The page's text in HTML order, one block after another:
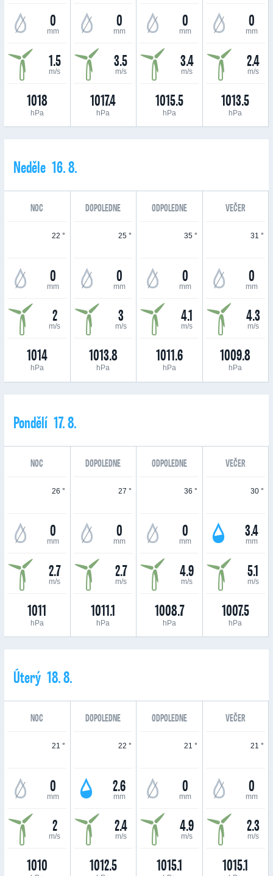
0
mm
1.5
m/s
1018
hPa
0
mm
3.5
m/s
1017.4
hPa
0
mm
3.4
m/s
1015.5
hPa
0
mm
2.4
m/s
1013.5
hPa
Neděle 16. 8.
NOC DOPOLEDNE ODPOLEDNE VEČER
22 °
0
mm
2
m/s
1014
hPa
25 °
0
mm
3
m/s
1013.8
hPa
35 °
0
mm
4.1
m/s
1011.6
hPa
31 °
0
mm
4.3
m/s
1009.8
hPa
Pondělí 17. 8.
NOC DOPOLEDNE ODPOLEDNE VEČER
26 °
0
mm
2.7
m/s
1011
hPa
27 °
0
mm
2.7
m/s
1011.1
hPa
36 °
0
mm
4.9
m/s
1008.7
hPa
30 °
3.4
mm
5.1
m/s
1007.5
hPa
Úterý 18. 8.
NOC DOPOLEDNE ODPOLEDNE VEČER
21 °
0
mm
2
m/s
1010
22 °
2.6
mm
2.4
m/s
1012.5
21 °
0
mm
4.9
m/s
1015.1
21 °
0
mm
2.3
m/s
1015.1